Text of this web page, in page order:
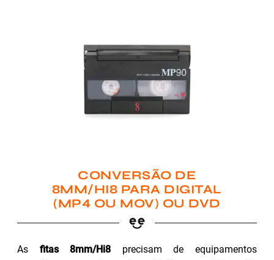
CONVERSÃO DE
8MM/HI8 PARA DIGITAL
(MP4 OU MOV) OU DVD
As fitas 8mm/Hi8 precisam de equipamentos